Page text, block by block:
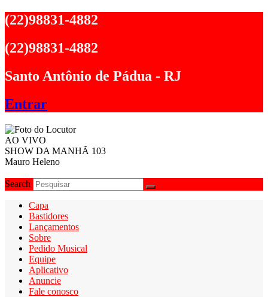
Ir
para
conteúdo
(22)98831-4882
(22)98831-4882
Santo Antônio de Pádua - RJ
Entrar
AO VIVO
SHOW DA MANHÃ 103
Mauro Heleno
Search
Capa
Bastidores
Lançamentos
Sobre
Pedido Musical
Equipe
Aplicativo
Anuncie
Fale conosco